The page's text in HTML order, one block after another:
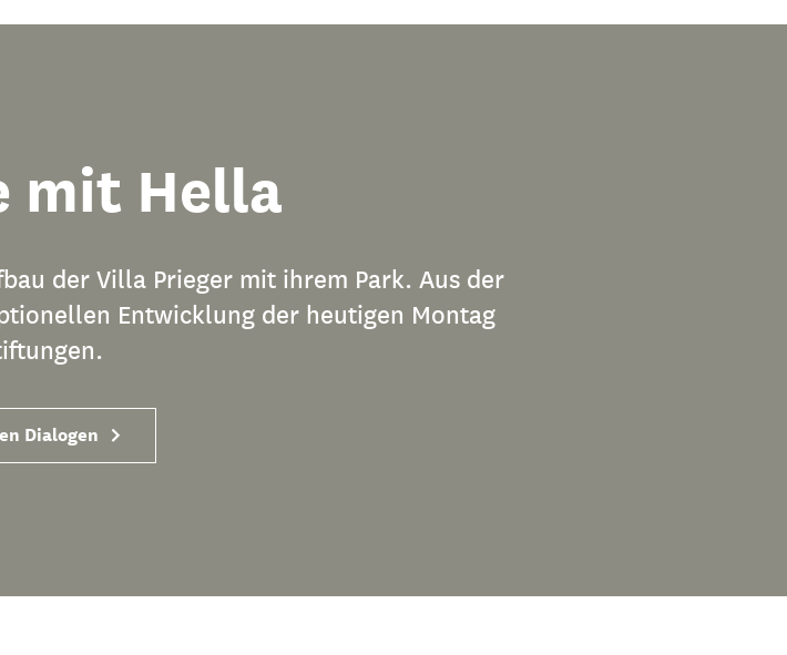
mit Hella
der Villa Prieger mit ihrem Park. Aus der
Entwicklung der heutigen Montag
Dialogen